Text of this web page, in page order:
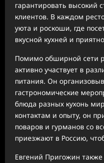
гарантировать высокий
клиентов. В каждом
уюта и роскоши, где
вкусной кухней и
Помимо обширной сети
активно участвует в
питания. Он
гастрономические
блюда разных кухонь
контактам и опыту, он
поваров и гурманов со
приезжают в Россию,
Евгений Пригожин